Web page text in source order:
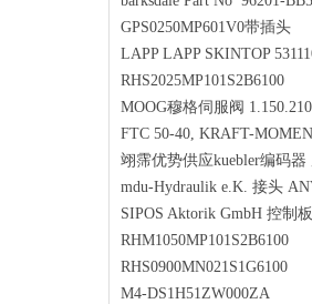
GPS0250MP601V0带插头
LAPP LAPP SKINTOP
RHS2025MP101S2B6100
MOOG穆格伺服阀
FTC 50-40, KRAFT-
翊霈优势供应kuebler编码
mdu-Hydraulik e.K. 接头
SIPOS Aktorik GmbH 控
RHM1050MP101S2B6100
RHS0900MN021S1G6100
M4-DS1H51ZW000ZA